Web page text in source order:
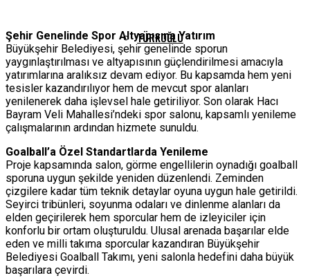
TÜRKOĞLU
Şehir Genelinde Spor Altyapısına Yatırım
Büyükşehir Belediyesi, şehir genelinde sporun
yaygınlaştırılması ve altyapısının güçlendirilmesi amacıyla
yatırımlarına aralıksız devam ediyor. Bu kapsamda hem yeni
tesisler kazandırılıyor hem de mevcut spor alanları
yenilenerek daha işlevsel hale getiriliyor. Son olarak Hacı
Bayram Veli Mahallesi’ndeki spor salonu, kapsamlı yenileme
çalışmalarının ardından hizmete sunuldu.
Goalball’a Özel Standartlarda Yenileme
Proje kapsamında salon, görme engellilerin oynadığı goalball
sporuna uygun şekilde yeniden düzenlendi. Zeminden
çizgilere kadar tüm teknik detaylar oyuna uygun hale getirildi.
Seyirci tribünleri, soyunma odaları ve dinlenme alanları da
elden geçirilerek hem sporcular hem de izleyiciler için
konforlu bir ortam oluşturuldu. Ulusal arenada başarılar elde
eden ve milli takıma sporcular kazandıran Büyükşehir
Belediyesi Goalball Takımı, yeni salonla hedefini daha büyük
başarılara çevirdi.